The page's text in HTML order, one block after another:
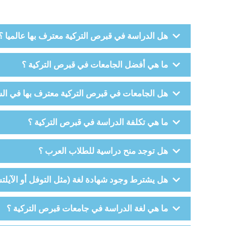
هل الدراسة في قبرص التركية معترف بها عالميا
ما هي أفضل الجامعات في قبرص التركية ؟
هل الجامعات في قبرص التركية معترف بها في
ما هي تكلفة الدراسة في قبرص التركية ؟
هل توجد منح دراسية للطلاب العرب ؟
هل يشترط وجود شهادة لغة (مثل التوفل أو
ما هي لغة الدراسة في جامعات قبرص التركية ؟